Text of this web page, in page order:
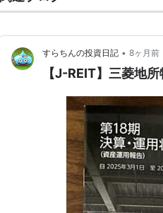
すらちんの投資日記 • 8ヶ月前
【J-REIT】三菱地